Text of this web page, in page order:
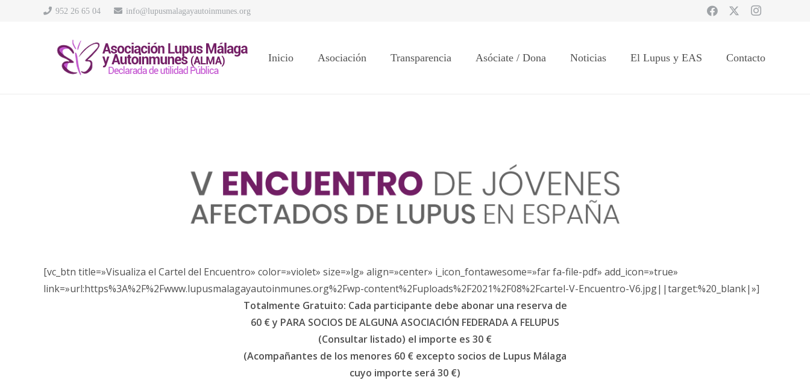
952 26 65 04 info@lupusmalagayautoinmunes.org
Inicio Asociación Transparencia Asóciate / Dona Noticias El Lupus y EAS Contacto
[vc_btn title=»Visualiza el Cartel del Encuentro» color=»violet» size=»lg» align=»center» i_icon_fontawesome=»far fa-file-pdf» add_icon=»true»
link=»url:https%3A%2F%2Fwww.lupusmalagayautoinmunes.org%2Fwp-content%2Fuploads%2F2021%2F08%2Fcartel-V-Encuentro-V6.jpg||target:%20_blank|»]
Totalmente Gratuito: Cada participante debe abonar una reserva de
60 € y PARA SOCIOS DE ALGUNA ASOCIACIÓN FEDERADA A FELUPUS
(Consultar listado) el importe es 30 €
(Acompañantes de los menores 60 € excepto socios de Lupus Málaga
cuyo importe será 30 €)